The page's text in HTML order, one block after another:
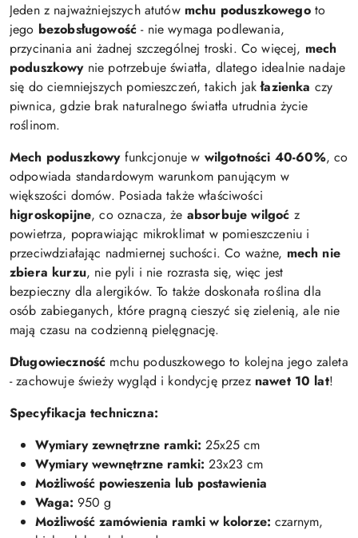
Jeden z najważniejszych atutów mchu poduszkowegoto
jego bezobsługowość - nie wymaga podlewania,
przycinania ani żadnej szczególnej troski. Co więcej, mech
poduszkowynie potrzebuje światła, dlatego idealnie nadaje
się do ciemniejszych pomieszczeń, takich jakłazienka czy
piwnica, gdzie brak naturalnego światła utrudnia życie
roślinom.
Mech poduszkowyfunkcjonuje w wilgotności 40-60%, co
odpowiada standardowym warunkom panującym w
większości domów. Posiada także właściwości
higroskopijne, co oznacza, że absorbuje wilgoć z
powietrza, poprawiając mikroklimat w pomieszczeniu i
przeciwdziałając nadmiernej suchości. Co ważne, mech nie
zbiera kurzu, nie pyli i nie rozrasta się, więc jest
bezpieczny dla alergików. To także doskonała roślina dla
osób zabieganych, które pragną cieszyć się zielenią, ale nie
mają czasu na codzienną pielęgnację.
Długowieczność mchu poduszkowego to kolejna jego zaleta
- zachowuje świeży wygląd i kondycję przez nawet 10 lat!
Specyfikacja techniczna:
Wymiary zewnętrzne ramki: 25x25 cm
Wymiary wewnętrzne ramki: 23x23 cm
Możliwość powieszenia lub postawienia
Waga: 950 g
Możliwość zamówienia ramki w kolorze: czarnym,